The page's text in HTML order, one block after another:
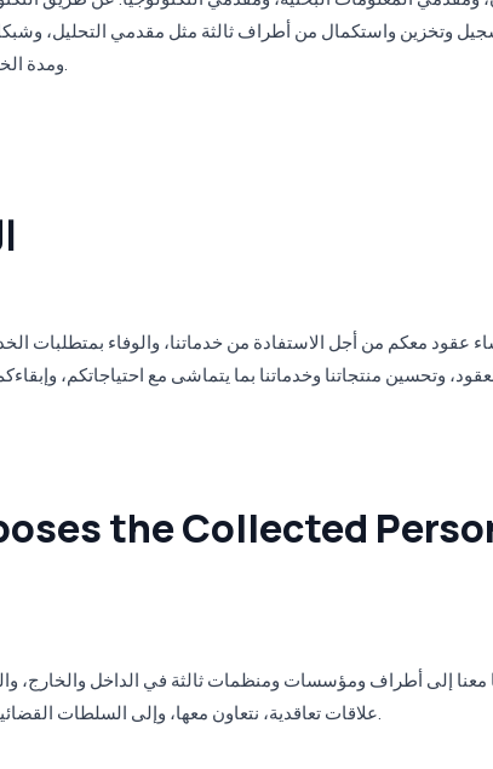
وتخزين واستكمال من أطراف ثالثة مثل مقدمي التحليل،
ومدة الخدمة، والعلاقة التعاقدية بيننا، استنادا إلى حالة معالجة الفوائد المشروعة.
عقود معكم من أجل الاستفادة من خدماتنا، والوفاء بمتطلبات
وتحسين منتجاتنا وخدماتنا بما يتماشى مع احتياجاتكم،
the Collected
إلى أطراف ومؤسسات ومنظمات ثالثة في الداخل والخارج،
علاقات تعاقدية، نتعاون معها، وإلى السلطات القضائية والإدارية بناء على طلبها، شريطة اتخاذ التدابير التقنية والإدارية اللازمة.